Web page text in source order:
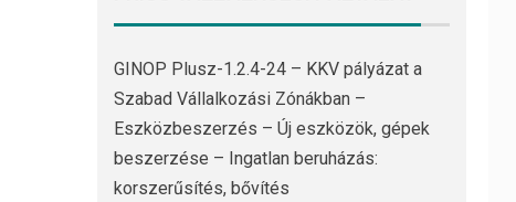
GINOP Plusz-1.2.4-24 – KKV pályázat a
Szabad Vállalkozási Zónákban –
Eszközbeszerzés – Új eszközök, gépek
beszerzése – Ingatlan beruházás:
korszerűsítés, bővítés